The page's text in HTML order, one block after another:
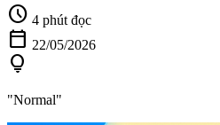
schedule 4 phút đọc
calendar_today 22/05/2026
lightbulb
"Normal"